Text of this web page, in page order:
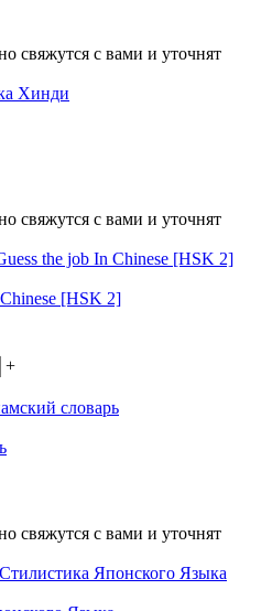
свяжутся с вами и уточнят
свяжутся с вами и уточнят
[HSK 2]
+
свяжутся с вами и уточнят